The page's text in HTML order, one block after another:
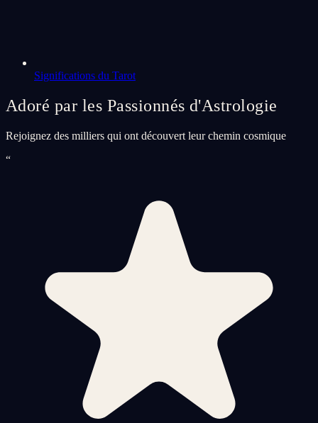
Significations du Tarot
Adoré par les Passionnés d'Astrologie
Rejoignez des milliers qui ont découvert leur chemin cosmique
“